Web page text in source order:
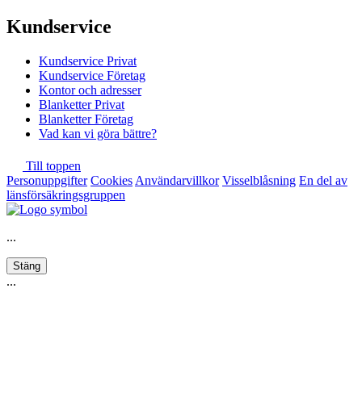
Kundservice
Kundservice Privat
Kundservice Företag
Kontor och adresser
Blanketter Privat
Blanketter Företag
Vad kan vi göra bättre?
Till toppen
Personuppgifter Cookies Användarvillkor Visselblåsning En del av
länsförsäkringsgruppen
...
Stäng
...